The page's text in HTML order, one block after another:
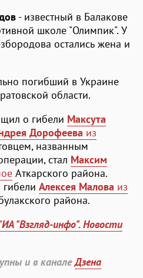
- известный в Балакове
школе "Олимпик". У
остались жена и
погибший в Украине
области.
о гибели Максута
Дорофеева из
названным
стал Максим
Аткарского района.
гибели Алексея Малова из
района.
"Взгляд-инфо". Новости
и в каналеДзена